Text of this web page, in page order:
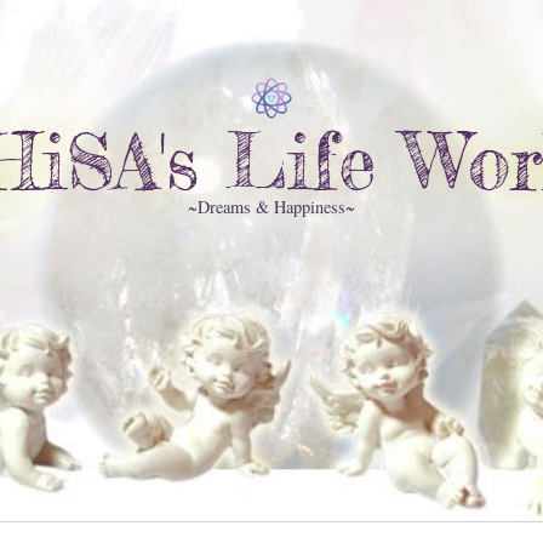
Life
~Dreams & Happiness~